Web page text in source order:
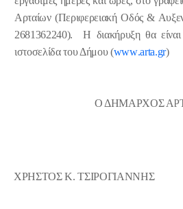
Αρταίων (Περιφερειακή Οδός &
2681362240).
Η διακήρυξη θα
ιστοσελίδα του Δήμου (www.arta.gr)
Ο ΔΗΜΑΡΧΟΣ
ΧΡΗΣΤΟΣ Κ. ΤΣΙΡΟΓΙΑΝΝΗΣ